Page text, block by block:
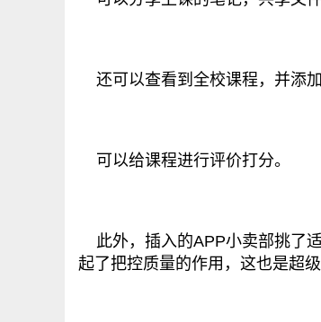
还可以查看到全校课程，并添
可以给课程进行评价打分。
此外，插入的APP小卖部挑了
起了把控质量的作用，这也是超